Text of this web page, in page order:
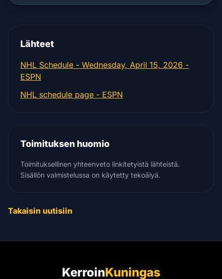
Lähteet
NHL Schedule - Wednesday, April 15, 2026 -
ESPN
NHL schedule page - ESPN
Toimituksen huomio
Toimituksellinen yhteenveto linkitetyistä lähteistä.
Sisällön valmistelussa on käytetty tekoälyä.
Takaisin uutisiin
KerroinKuningas